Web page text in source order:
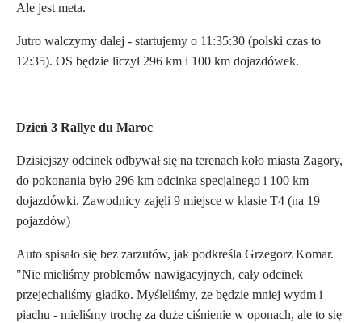
Ale jest meta.
Jutro walczymy dalej - startujemy o 11:35:30 (polski czas to
12:35). OS będzie liczył 296 km i 100 km dojazdówek.
Dzień 3 Rallye du Maroc
Dzisiejszy odcinek odbywał się na terenach koło miasta Zagory,
do pokonania było 296 km odcinka specjalnego i 100 km
dojazdówki. Zawodnicy zajęli 9 miejsce w klasie T4 (na 19
pojazdów)
Auto spisało się bez zarzutów, jak podkreśla Grzegorz Komar.
"Nie mieliśmy problemów nawigacyjnych, cały odcinek
przejechaliśmy gładko. Myśleliśmy, że będzie mniej wydm i
piachu - mieliśmy trochę za duże ciśnienie w oponach, ale to się